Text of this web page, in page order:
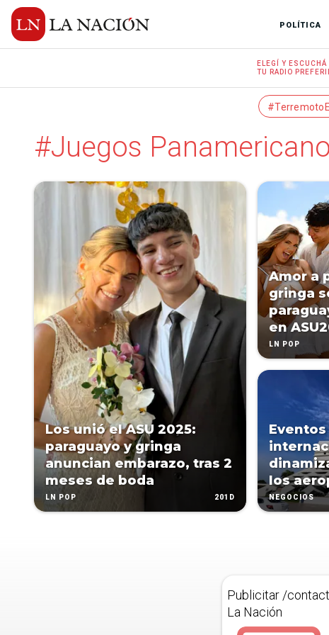
POLÍTICA
ELEGÍ Y ESCUCHÁ
TU RADIO
#Juegos
Los unió el ASU 2025:
paraguayo y gringa
anuncian embarazo, tras 2
meses de boda
LN POP 201D
Amor a
gringa
en
LN POP
los
NEGOCIOS
Publicitar /
La Nación